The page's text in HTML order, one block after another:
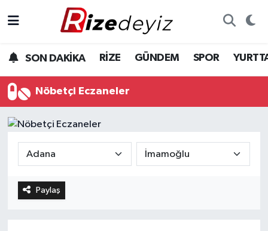
SON DAKİKA RİZE GÜNDEM SPOR
Nöbetçi Eczaneler
Paylaş
Gündem
Yurttan Haberler
Teknoloji
Sağlık
Rize Hava Durumu
Rize Trafik Yoğunluk Haritası
Tüm Manşetler
Son Dakika Haberleri